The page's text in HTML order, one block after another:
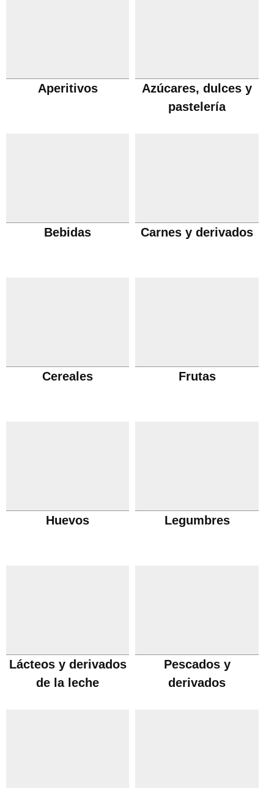
Aperitivos
Azúcares, dulces y
pastelería
Bebidas Carnes y derivados
Cereales Frutas
Huevos Legumbres
Lácteos y derivados
de la leche
Pescados y
derivados